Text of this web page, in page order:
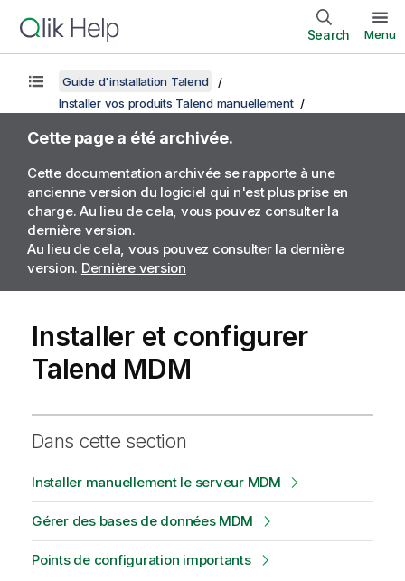
Search Menu
Guide d'installation Talend
Installer vos produits Talend manuellement
Cette page a été archivée.
Cette documentation archivée se rapporte à une
ancienne version du logiciel qui n'est plus prise en
charge. Au lieu de cela, vous pouvez consulter la
dernière version.
Au lieu de cela, vous pouvez consulter la dernière
version. Dernière version
Installer et configurer
Talend MDM
Dans cette section
Installer manuellement le serveur MDM
Gérer des bases de données MDM
Points de configuration importants